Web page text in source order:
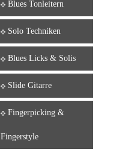
Blues Tonleitern
Solo Techniken
Blues Licks & Solis
Slide Gitarre
Fingerpicking &
Fingerstyle